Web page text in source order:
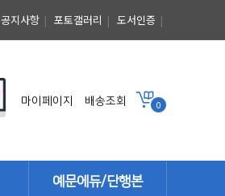
공지사항 | 포토갤러리 | 도서인증 |
마이페이지 배송조회 0
예문에듀/단행본